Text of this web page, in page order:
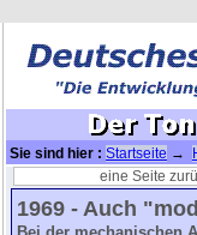
Sie sind hier : Startseite →
System→ Der Tonabnehmer
eine Seite
1969 - Auch